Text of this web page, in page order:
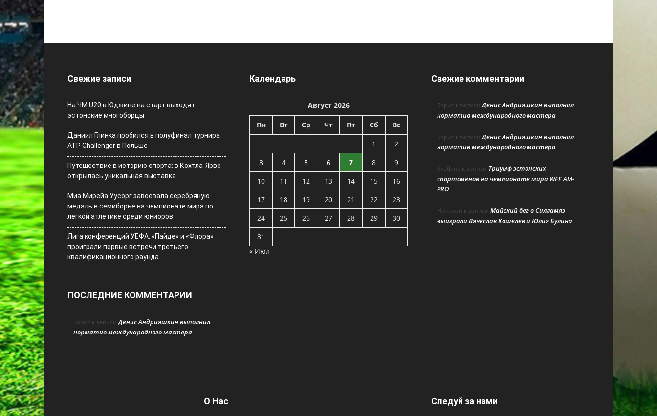
Свежие записи
На ЧМ U20 в Юджине на старт выходят
эстонские многоборцы
Даниил Глинка пробился в полуфинал турнира
ATP Challenger в Польше
Путешествие в историю спорта: в Кохтла-Ярве
открылась уникальная выставка
Миа Мирейа Уусорг завоевала серебряную
медаль в семиборье на чемпионате мира по
легкой атлетике среди юниоров
Лига конференций УЕФА: «Пайде» и «Флора»
проиграли первые встречи третьего
квалификационного раунда
ПОСЛЕДНИЕ КОММЕНТАРИИ
Борис к записиДенис Андрияшкин выполнил
норматив международного мастера
Календарь
Август 2026
Пн Вт Ср Чт Пт Сб Вс
1
2
3
4 5 6 7 8
9
10
11 12 13 14 15
16
17
18 19 20 21 22
23
24
25 26 27 28 29
30
31
« Июл
Свежие комментарии
Борис к записиДенис Андрияшкин выполнил
норматив международного мастера
Борис к записиДенис Андрияшкин выполнил
норматив международного мастера
Svetlana к записи Триумф эстонских
спортсменов на чемпионате мира WFF AM-
PRO
Николай к записи Майский бег в Силламяэ
выиграли Вячеслав Кошелев и Юлия Булина
О Нас Cледуй за нами